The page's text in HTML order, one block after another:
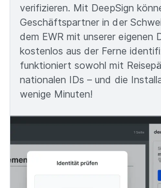
verifizieren. Mit DeepSign
Geschäftspartner in der
dem EWR mit unserer eigenen
kostenlos aus der Ferne
funktioniert sowohl mit
nationalen IDs – und die
wenige Minuten!